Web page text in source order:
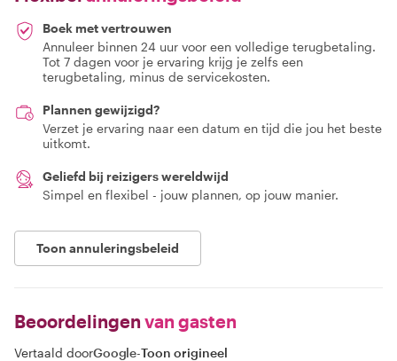
Boek met vertrouwen
Annuleer binnen 24 uur voor een volledige terugbetaling.
Tot 7 dagen voor je ervaring krijg je zelfs een
terugbetaling, minus de servicekosten.
Plannen gewijzigd?
Verzet je ervaring naar een datum en tijd die jou het beste
uitkomt.
Geliefd bij reizigers wereldwijd
Simpel en flexibel - jouw plannen, op jouw manier.
Toon annuleringsbeleid
Beoordelingen van gasten
Vertaald doorGoogle-Toon origineel